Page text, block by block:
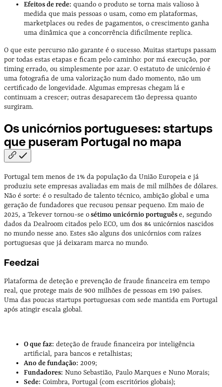
Efeitos de rede: quando o produto se torna mais valioso à
medida que mais pessoas o usam, como em plataformas,
marketplaces ou redes de pagamentos, o crescimento ganha
uma dinâmica que a concorrência dificilmente replica.
O que este percurso não garante é o sucesso. Muitas startups passam
por todas estas etapas e ficam pelo caminho: por má execução, por
timing errado, ou simplesmente por azar. O estatuto de unicórnio é
uma fotografia de uma valorização num dado momento, não um
certificado de longevidade. Algumas empresas chegam lá e
continuam a crescer; outras desaparecem tão depressa quanto
surgiram.
Os unicórnios portugueses: startups
que puseram Portugal no mapa
Portugal tem menos de 1% da população da União Europeia e já
produziu sete empresas avaliadas em mais de mil milhões de dólares.
Não é sorte: é o resultado de talento técnico, ambição global e uma
geração de fundadores que recusou pensar pequeno. Em maio de
2025, a Tekever tornou-se osétimo unicórnio portuguêse, segundo
dados da Dealroom citados pelo ECO, um dos 84 unicórnios nascidos
no mundo nesse ano. Estes são alguns dos unicórnios com raízes
portuguesas que já deixaram marca no mundo.
Feedzai
Plataforma de deteção e prevenção de fraude financeira em tempo
real, que protege mais de 900 milhões de pessoas em 190 países.
Uma das poucas startups portuguesas com sede mantida em Portugal
após atingir escala global.
O que faz: deteção de fraude financeira por inteligência
artificial, para bancos e retalhistas;
Ano de fundação: 2009;
Fundadores: Nuno Sebastião, Paulo Marques e Nuno Morais;
Sede: Coimbra, Portugal (com escritórios globais);